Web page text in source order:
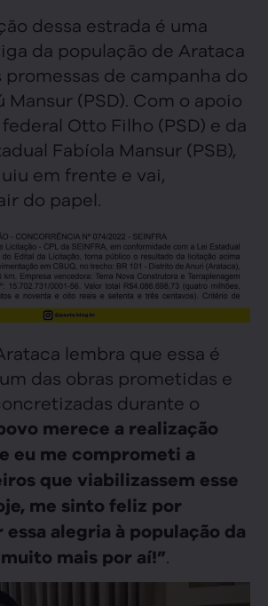
dessa estrada é uma
da população de Arataca
promessas de campanha do
(PSD). Com o apoio
Otto Filho (PSD) e da
Fabíola Mansur (PSB),
em frente e vai,
do papel.
lembra que essa é
das obras prometidas e
durante o
merece a realização
eu me comprometi a
que viabilizassem esse
me sinto feliz por
alegria à população da
mais por aí!”.